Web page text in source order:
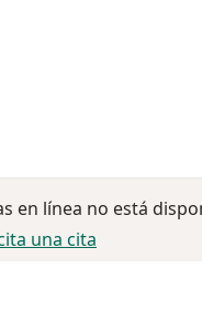
en línea no está
una cita